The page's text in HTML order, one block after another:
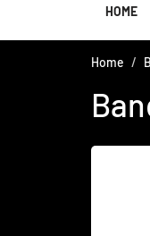
HOME
Home